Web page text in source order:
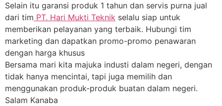
Selain itu garansi produk 1 tahun dan servis purna jual
dari tim PT. Hari Mukti Teknik selalu siap untuk
memberikan pelayanan yang terbaik. Hubungi tim
marketing dan dapatkan promo-promo penawaran
dengan harga khusus
Bersama mari kita majuka industi dalam negeri, dengan
tidak hanya mencintai, tapi juga memilih dan
menggunakan produk-produk buatan dalam negeri.
Salam Kanaba